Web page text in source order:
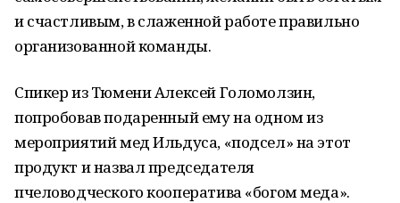
и счастливым, в слаженной работе правильно
организованной команды.
Спикер из Тюмени Алексей Голомолзин,
попробовав подаренный ему на одном из
мероприятий мед Ильдуса, «подсел» на этот
продукт и назвал председателя
пчеловодческого кооператива «богом меда».